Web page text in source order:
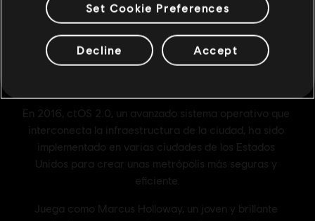
Set Cookie Preferences
Decline Accept